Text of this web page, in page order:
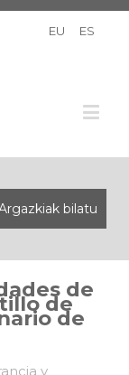
EU ES
de
de
de